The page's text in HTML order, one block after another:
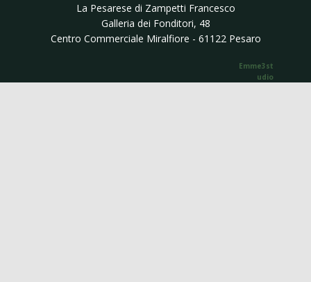
La Pesarese di ​Zampetti Francesco
Galleria dei Fonditori, 48
Centro Commerciale Miralfiore - 61122 Pesaro
Emme3st​​
udio